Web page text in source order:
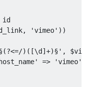
id
, 'vimeo' ))
)([\d]+)§' ,
=> 'vimeo'